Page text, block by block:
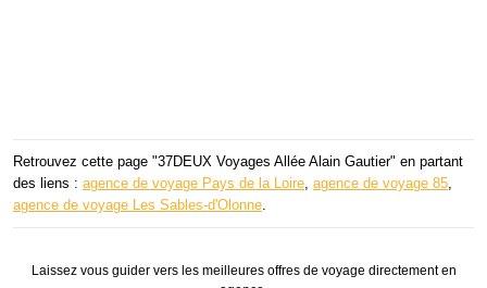
Retrouvez cette page "37DEUX Voyages Allée Alain Gautier" en partant
des liens : agence de voyage Pays de la Loire, agence de voyage 85,
agence de voyage Les Sables-d'Olonne.
Laissez vous guider vers les meilleures offres de voyage directement en